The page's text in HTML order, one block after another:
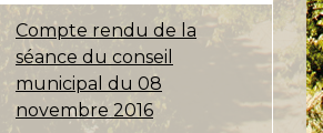
Compte rendu de la
séance du conseil
municipal du 08
novembre 2016